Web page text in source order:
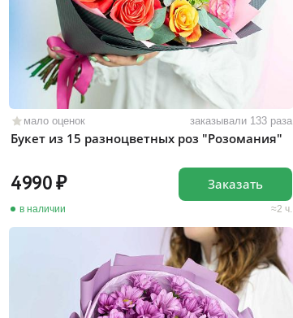
мало оценок заказывали 133 раза
Букет из 15 разноцветных роз "Розомания"
4990
в наличии 2 ч.
Заказать